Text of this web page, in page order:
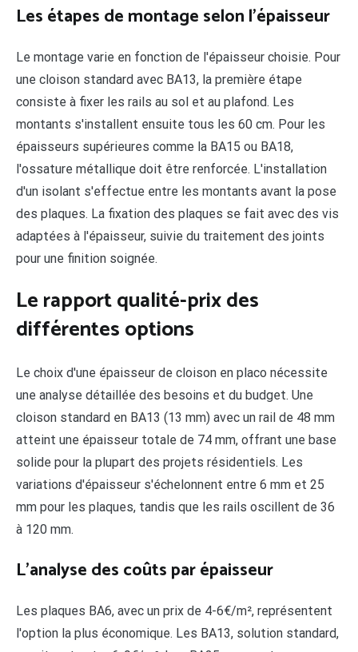
Les étapes de montage selon l'épaisseur
Le montage varie en fonction de l'épaisseur choisie. Pour
une cloison standard avec BA13, la première étape
consiste à fixer les rails au sol et au plafond. Les
montants s'installent ensuite tous les 60 cm. Pour les
épaisseurs supérieures comme la BA15 ou BA18,
l'ossature métallique doit être renforcée. L'installation
d'un isolant s'effectue entre les montants avant la pose
des plaques. La fixation des plaques se fait avec des vis
adaptées à l'épaisseur, suivie du traitement des joints
pour une finition soignée.
Le rapport qualité-prix des
différentes options
Le choix d'une épaisseur de cloison en placo nécessite
une analyse détaillée des besoins et du budget. Une
cloison standard en BA13 (13 mm) avec un rail de 48 mm
atteint une épaisseur totale de 74 mm, offrant une base
solide pour la plupart des projets résidentiels. Les
variations d'épaisseur s'échelonnent entre 6 mm et 25
mm pour les plaques, tandis que les rails oscillent de 36
à 120 mm.
L'analyse des coûts par épaisseur
Les plaques BA6, avec un prix de 4-6€/m², représentent
l'option la plus économique. Les BA13, solution standard,